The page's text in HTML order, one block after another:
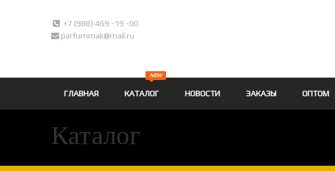
+7 (988) 469 -19 -00
parfummak@mail.ru
ГЛАВНАЯ КАТАЛОГ
NEW
НОВОСТИ ЗАКАЗЫ ОПТОМ
Каталог